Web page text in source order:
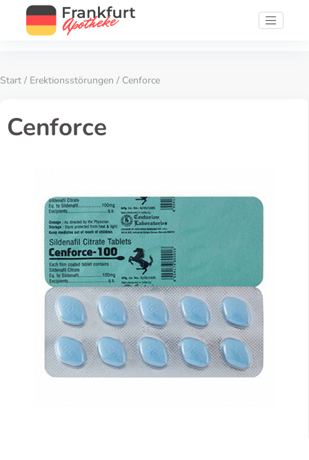
Start / Erektionsstörungen / Cenforce
Cenforce